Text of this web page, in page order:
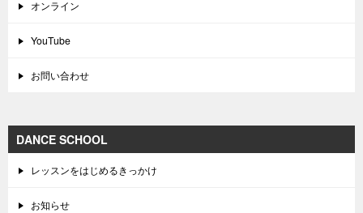
オンライン
YouTube
お問い合わせ
DANCE SCHOOL
レッスンをはじめるきっかけ
お知らせ